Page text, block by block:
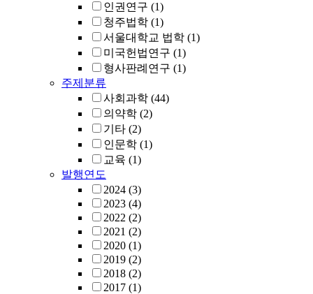
인권연구 (1)
청주법학 (1)
서울대학교 법학 (1)
미국헌법연구 (1)
형사판례연구 (1)
주제분류
사회과학 (44)
의약학 (2)
기타 (2)
인문학 (1)
교육 (1)
발행연도
2024 (3)
2023 (4)
2022 (2)
2021 (2)
2020 (1)
2019 (2)
2018 (2)
2017 (1)